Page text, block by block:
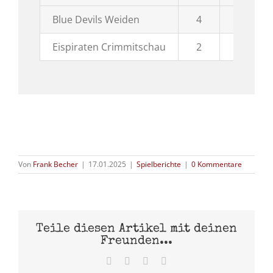
Blue Devils Weiden 4
Eispiraten Crimmitschau 2
Von Frank Becher | 17.01.2025 | Spielberichte | 0 Kommentare
Teile diesen Artikel mit deinen
Freunden...
Facebook Pinterest